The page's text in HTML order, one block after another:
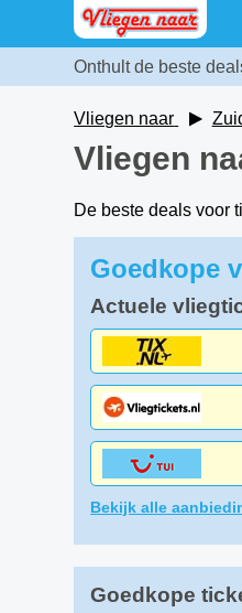
Onthult de beste
Vliegen naar
Vliegen
De beste deals voor
Goedkope
Actuele
Bekijk alle
Goedkope